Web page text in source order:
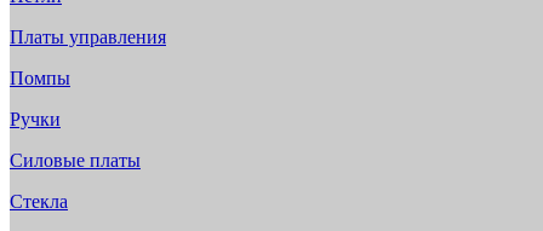
Платы управления
Помпы
Ручки
Силовые платы
Стекла